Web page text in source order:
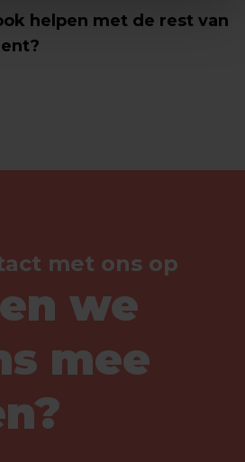
helpen met de rest van
met ons op
we
mee